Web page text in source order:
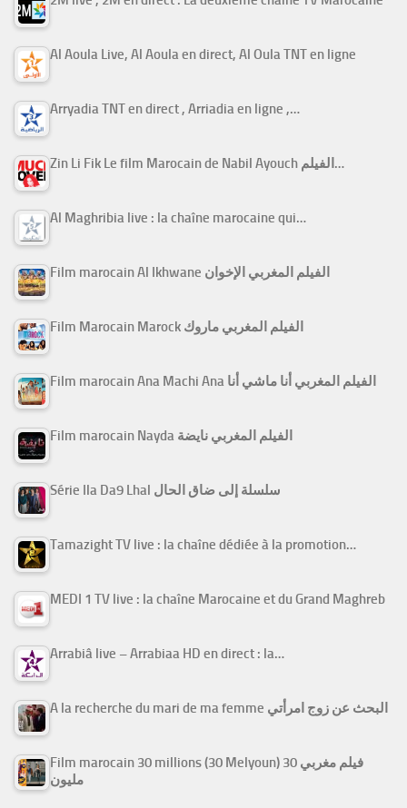
Al Aoula Live, Al Aoula en direct, Al Oula TNT en ligne
Arryadia TNT en direct , Arriadia en ligne ,…
Zin Li Fik Le film Marocain de Nabil Ayouch الفيلم…
Al Maghribia live : la chaîne marocaine qui…
Film marocain Al Ikhwane الفيلم المغربي الإخوان
Film Marocain Marock الفيلم المغربي ماروك
Film marocain Ana Machi Ana الفيلم المغربي أنا ماشي أنا
Film marocain Nayda الفيلم المغربي نايضة
Série Ila Da9 Lhal سلسلة إلى ضاق الحال
Tamazight TV live : la chaîne dédiée à la promotion…
MEDI 1 TV live : la chaîne Marocaine et du Grand Maghreb
Arrabiâ live – Arrabiaa HD en direct : la…
A la recherche du mari de ma femme البحث عن زوج امرأتي
Film marocain 30 millions (30 Melyoun) فيلم مغربي 30
مليون